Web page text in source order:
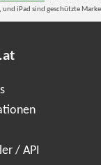
iPad sind geschützte
/ API